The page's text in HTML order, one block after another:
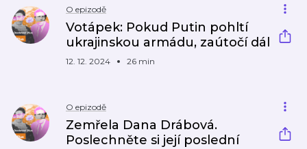
O epizodě
Votápek: Pokud Putin pohltí
ukrajinskou armádu, zaútočí dál
12. 12. 2024 26 min
O epizodě
Zemřela Dana Drábová.
Poslechněte si její poslední